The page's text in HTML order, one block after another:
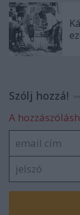
Szólj hozzá!
A